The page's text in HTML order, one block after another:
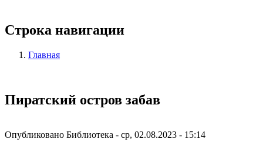
Строка навигации
Главная
Пиратский остров забав
Опубликовано Библиотека - ср, 02.08.2023 - 15:14